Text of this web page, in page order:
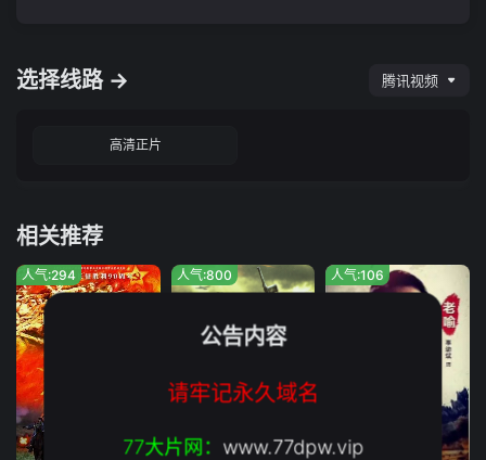
选择线路 → 腾讯视频
高清正片
相关推荐
人气:294
完结
人气:800 人气:106
公告内容
请牢记永久域名
77大片网： www.77dpw.vip